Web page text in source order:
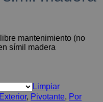
mantenimiento (no
símil madera
Limpiar
Exterior, Pivotante, Por